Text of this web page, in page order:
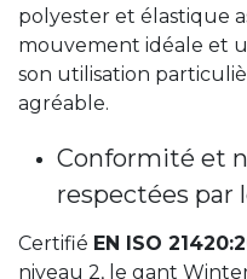
polyester et élastique
mouvement idéale et
son utilisation
agréable.
Conformité et
respectées par
Certifié EN ISO
niveau 2, le gant